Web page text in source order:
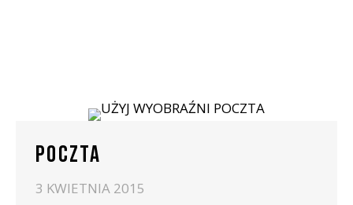
POCZTA
3 KWIETNIA 2015